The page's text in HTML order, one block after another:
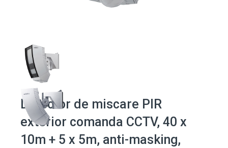
Detector de miscare PIR
exterior comanda CCTV, 40 x
10m + 5 x 5m, anti-masking,